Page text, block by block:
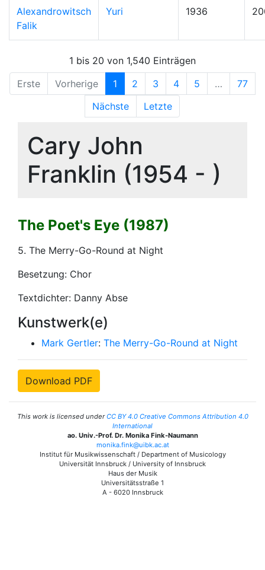
Alexandrowitsch
Falik
Yuri 1936
1 bis 20 von 1,540 Einträgen
Erste
Vorherige 1 2 3 4 5 …
77
Nächste
Letzte
Cary John
Franklin (1954 - )
The Poet's Eye (1987)
5. The Merry-Go-Round at Night
Besetzung: Chor
Textdichter: Danny Abse
Kunstwerk(e)
Mark Gertler: The Merry-Go-Round at Night
Download PDF
This work is licensed underCC BY 4.0 Creative Commons Attribution 4.0
International
ao. Univ.-Prof. Dr. Monika Fink-Naumann
monika.fink@uibk.ac.at
Institut für Musikwissenschaft / Department of Musicology
Universität Innsbruck / University of Innsbruck
Haus der Musik
Universitätsstraße 1
A - 6020 Innsbruck